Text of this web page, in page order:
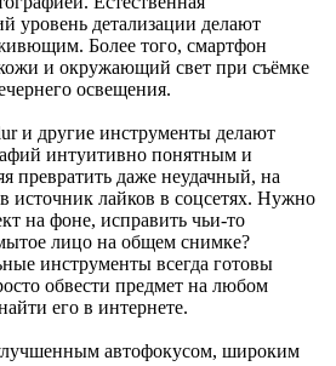
уровень детализации делают
Более того, смартфон
и окружающий свет при съёмке
освещения.
и другие инструменты делают
интуитивно понятным и
превратить даже неудачный, на
источник лайков в соцсетях. Нужно
на фоне, исправить чьи-то
лицо на общем снимке?
инструменты всегда готовы
обвести предмет на любом
его в интернете.
автофокусом, широким